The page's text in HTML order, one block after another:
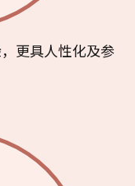
更具人性化及参